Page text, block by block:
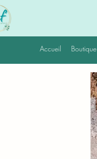
Accueil Boutique